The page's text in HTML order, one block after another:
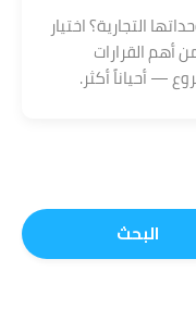
التجارية؟ اختيار
أهم القرارات
— أحياناً أكثر.
البحث